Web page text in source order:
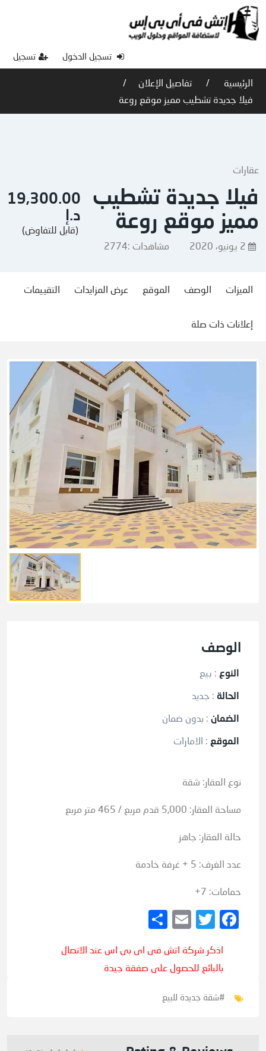
تسجيل الدخول تسجيل
الرئيسية
تفاصيل الإعلان
فيلا جديدة تشطيب مميز موقع روعة
عقارات
فيلا جديدة تشطيب
مميز موقع روعة
مشاهدات :2774
19,300.00
د.إ
(قابل للتفاوض)
الميزات الوصف الموقع عرض المزايدات التقييمات
إعلانات ذات صلة
الوصف
النوع : بيع
الحالة : جديد
الضمان : بدون ضمان
الموقع : الامارات
نوع العقار: شقة
مساحة العقار: 5,000 قدم مربع / 465 متر مربع
حالة العقار: جاهز
عدد الغرف: 5 + غرفة خادمة
حمامات: 7+
Facebook
Twitter
Email
اذكر شركة اتش فى اى بى اس عند الاتصال
بالبائع للحصول على صفقة جيدة
#شقة جديدة للبيع